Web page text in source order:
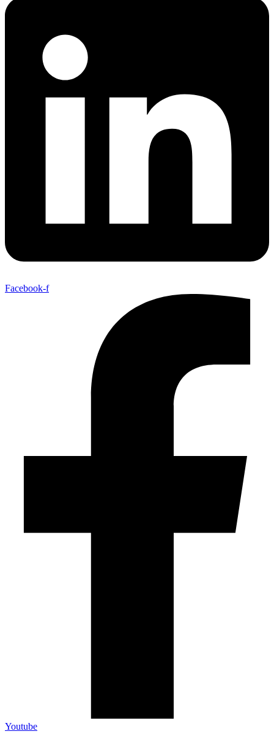
Facebook-f
Youtube